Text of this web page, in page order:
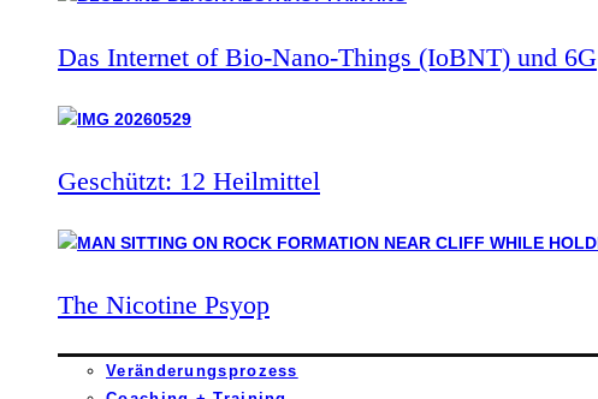
Das Internet of Bio-Nano-Things (IoBNT) und 6G
Geschützt: 12 Heilmittel
The Nicotine Psyop
Veränderungsprozess